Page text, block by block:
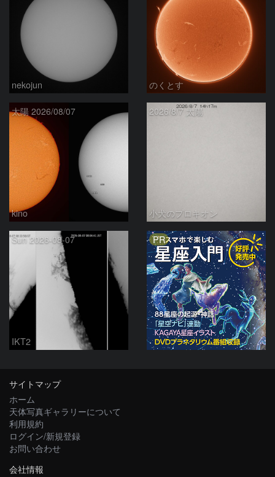
nekojun のくとす
太陽 2026/08/07
kino
2026/8/7 太陽
小犬のプロキオン
Sun 2026-08-07
IKT2
PR
サイトマップ
ホーム
天体写真ギャラリーについて
利用規約
ログイン/新規登録
お問い合わせ
会社情報